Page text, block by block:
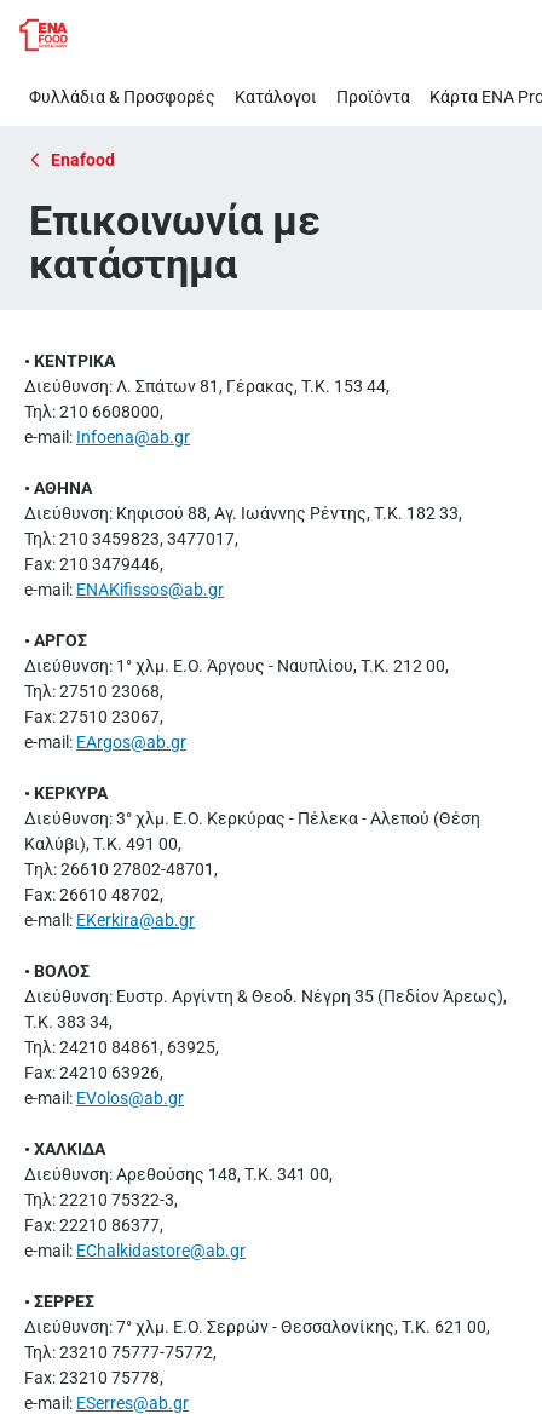
Παράλειψη
Επικοινωνία
Φυλλάδια & Προσφορές Κατάλογοι Προϊόντα Κάρτα ΕΝΑ
Enafood
Επικοινωνία με
κατάστημα
• ΚΕΝΤΡΙΚΑ
Διεύθυνση: Λ. Σπάτων 81, Γέρακας, Τ.Κ. 153 44,
Τηλ: 210 6608000,
e-mail: Infoena@ab.gr
• ΑΘΗΝΑ
Διεύθυνση: Κηφισού 88, Αγ. Ιωάννης Ρέντης, Τ.Κ. 182 33,
Τηλ: 210 3459823, 3477017,
Fax: 210 3479446,
e-mail: ENAKifissos@ab.gr
• ΑΡΓΟΣ
Διεύθυνση: 1° χλμ. Ε.Ο. Άργους - Ναυπλίου, Τ.Κ. 212 00,
Τηλ: 27510 23068,
Fax: 27510 23067,
e-mail: EArgos@ab.gr
• ΚΕΡΚΥΡΑ
Διεύθυνση: 3° χλμ. Ε.Ο. Κερκύρας - Πέλεκα - Αλεπού (Θέση
Καλύβι), Τ.Κ. 491 00,
Tηλ: 26610 27802-48701,
Fax: 26610 48702,
e-mall: EKerkira@ab.gr
• ΒΟΛΟΣ
Διεύθυνση: Ευστρ. Αργίντη & Θεοδ. Νέγρη 35 (Πεδίον Άρεως),
Τ.Κ. 383 34,
Τηλ: 24210 84861, 63925,
Fax: 24210 63926,
e-mail: EVolos@ab.gr
• ΧΑΛΚΙΔΑ
Διεύθυνση: Αρεθούσης 148, Τ.Κ. 341 00,
Τηλ: 22210 75322-3,
Fax: 22210 86377,
e-mail: EChalkidastore@ab.gr
• ΣΕΡΡΕΣ
Διεύθυνση: 7° χλμ. Ε.Ο. Σερρών - Θεσσαλονίκης, Τ.Κ. 621 00,
Τηλ: 23210 75777-75772,
Fax: 23210 75778,
e-mail: ESerres@ab.gr